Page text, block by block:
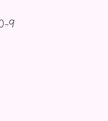
9